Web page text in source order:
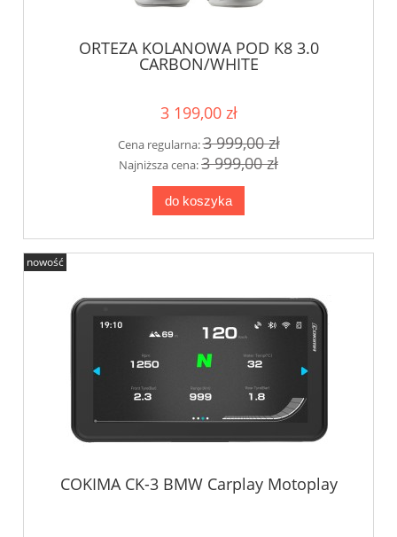
ORTEZA KOLANOWA POD K8 3.0
CARBON/WHITE
3 199,00 zł
Cena regularna:3 999,00 zł
Najniższa cena:3 999,00 zł
do koszyka
COKIMA CK-3 BMW Carplay Motoplay
nowość